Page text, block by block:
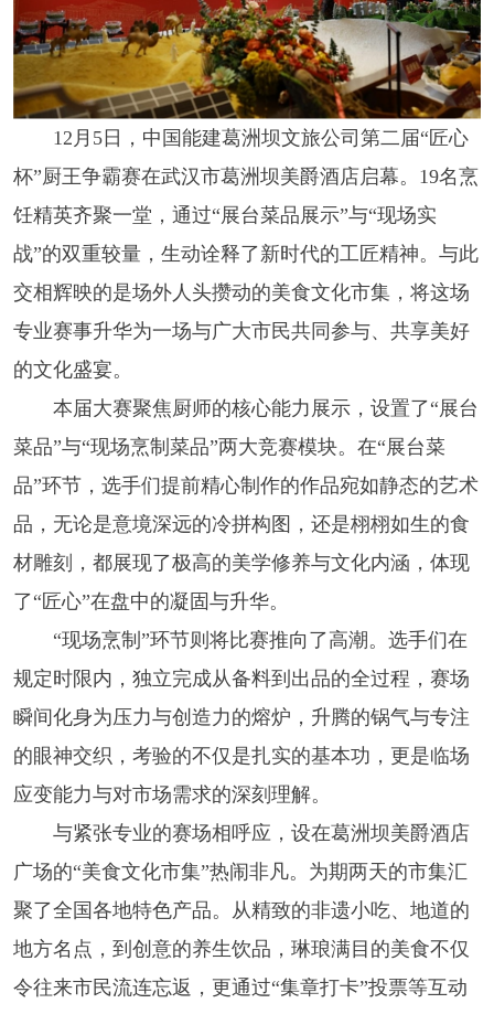
12月5日，中国能建葛洲坝文旅公司第二届“匠心
杯”厨王争霸赛在武汉市葛洲坝美爵酒店启幕。19名烹
饪精英齐聚一堂，通过“展台菜品展示”与“现场实
战”的双重较量，生动诠释了新时代的工匠精神。与此
交相辉映的是场外人头攒动的美食文化市集，将这场
专业赛事升华为一场与广大市民共同参与、共享美好
的文化盛宴。
本届大赛聚焦厨师的核心能力展示，设置了“展台
菜品”与“现场烹制菜品”两大竞赛模块。在“展台菜
品”环节，选手们提前精心制作的作品宛如静态的艺术
品，无论是意境深远的冷拼构图，还是栩栩如生的食
材雕刻，都展现了极高的美学修养与文化内涵，体现
了“匠心”在盘中的凝固与升华。
“现场烹制”环节则将比赛推向了高潮。选手们在
规定时限内，独立完成从备料到出品的全过程，赛场
瞬间化身为压力与创造力的熔炉，升腾的锅气与专注
的眼神交织，考验的不仅是扎实的基本功，更是临场
应变能力与对市场需求的深刻理解。
与紧张专业的赛场相呼应，设在葛洲坝美爵酒店
广场的“美食文化市集”热闹非凡。为期两天的市集汇
聚了全国各地特色产品。从精致的非遗小吃、地道的
地方名点，到创意的养生饮品，琳琅满目的美食不仅
令往来市民流连忘返，更通过“集章打卡”投票等互动